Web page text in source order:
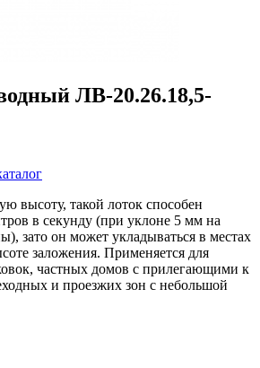
ЛВ-20.26.18,5-
высоту, такой лоток способен
в секунду (при уклоне 5 мм на
зато он может укладываться в местах
заложения. Применяется для
частных домов с прилегающими к
и проезжих зон с небольшой